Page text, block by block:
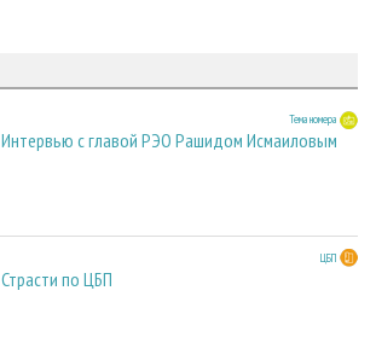
Тема номера
Интервью с главой РЭО Рашидом Исмаиловым
ЦБП
Страсти по ЦБП